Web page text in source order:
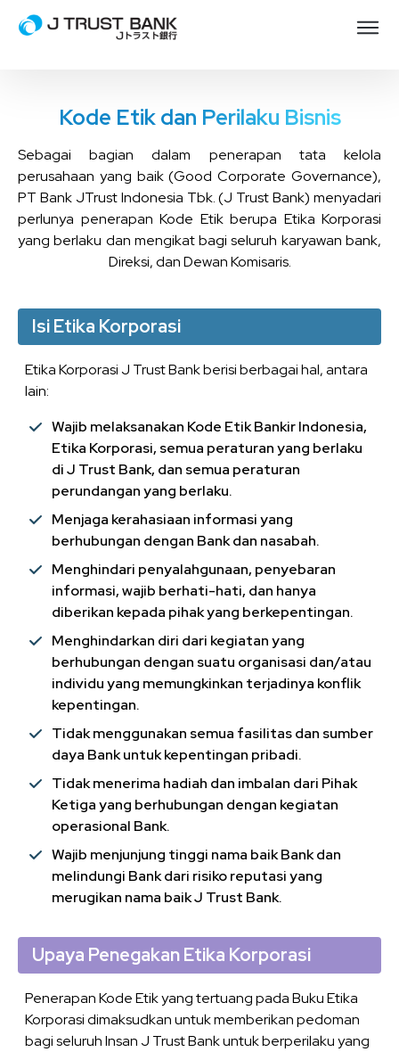
Kode Etik dan Perilaku Bisnis
Sebagai bagian dalam penerapan tata kelola
perusahaan yang baik (Good Corporate Governance),
PT Bank JTrust Indonesia Tbk. (J Trust Bank) menyadari
perlunya penerapan Kode Etik berupa Etika Korporasi
yang berlaku dan mengikat bagi seluruh karyawan bank,
Direksi, dan Dewan Komisaris.
Isi Etika Korporasi
Etika Korporasi J Trust Bank berisi berbagai hal, antara
lain:
Wajib melaksanakan Kode Etik Bankir Indonesia,
Etika Korporasi, semua peraturan yang berlaku
di J Trust Bank, dan semua peraturan
perundangan yang berlaku.
Menjaga kerahasiaan informasi yang
berhubungan dengan Bank dan nasabah.
Menghindari penyalahgunaan, penyebaran
informasi, wajib berhati-hati, dan hanya
diberikan kepada pihak yang berkepentingan.
Menghindarkan diri dari kegiatan yang
berhubungan dengan suatu organisasi dan/atau
individu yang memungkinkan terjadinya konflik
kepentingan.
Tidak menggunakan semua fasilitas dan sumber
daya Bank untuk kepentingan pribadi.
Tidak menerima hadiah dan imbalan dari Pihak
Ketiga yang berhubungan dengan kegiatan
operasional Bank.
Wajib menjunjung tinggi nama baik Bank dan
melindungi Bank dari risiko reputasi yang
merugikan nama baik J Trust Bank.
Upaya Penegakan Etika Korporasi
Penerapan Kode Etik yang tertuang pada Buku Etika
Korporasi dimaksudkan untuk memberikan pedoman
bagi seluruh Insan J Trust Bank untuk berperilaku yang